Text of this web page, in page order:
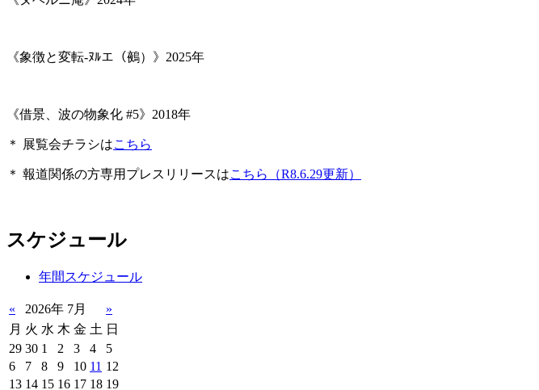
《象徴と変転-ﾇﾙエ（鵺）》2025年
《借景、波の物象化 #5》2018年
＊ 展覧会チラシはこちら
＊ 報道関係の方専用プレスリリースはこちら（R8.6.29更新）
スケジュール
年間スケジュール
« 2026年 7月
»
月 火 水 木 金 土 日
29 30 1 2 3 4
5
6
7 8 9 10 11 12
13 14 15 16 17 18 19